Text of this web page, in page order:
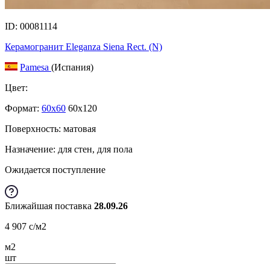
ID: 00081114
Керамогранит Eleganza Siena Rect. (N)
Pamesa (Испания)
Цвет:
Формат: 60x60 60x120
Поверхность: матовая
Назначение: для стен, для пола
Ожидается поступление
Ближайшая поставка 28.09.26
4 907 c/м2
м2
шт